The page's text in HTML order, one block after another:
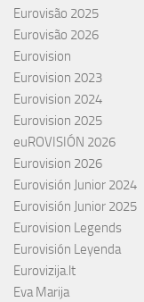
Eurovisão 2025
Eurovisão 2026
Eurovision
Eurovision 2023
Eurovision 2024
Eurovision 2025
euROVISIÓN 2026
Eurovision 2026
Eurovisión Junior 2024
Eurovisión Junior 2025
Eurovision Legends
Eurovisión Leyenda
Eurovizija.lt
Eva Marija